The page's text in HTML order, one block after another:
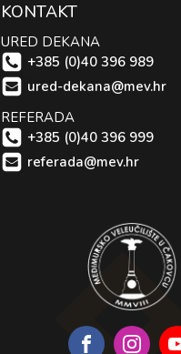
KONTAKT
URED DEKANA
+385 (0)40 396 989
ured-dekana@mev.hr
REFERADA
+385 (0)40 396 999
referada@mev.hr